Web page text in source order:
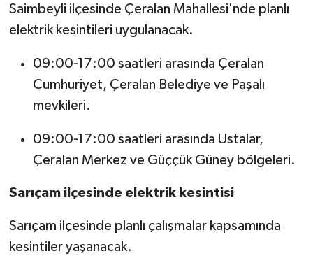
Saimbeyli ilçesinde Çeralan Mahallesi'nde planlı
elektrik kesintileri uygulanacak.
09:00-17:00 saatleri arasında Çeralan
Cumhuriyet, Çeralan Belediye ve Paşalı
mevkileri.
09:00-17:00 saatleri arasında Ustalar,
Çeralan Merkez ve Güççük Güney bölgeleri.
Sarıçam ilçesinde elektrik kesintisi
Sarıçam ilçesinde planlı çalışmalar kapsamında
kesintiler yaşanacak.